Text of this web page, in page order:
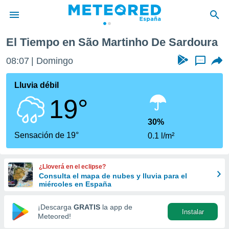
de
por
se
calidad.
a este
las
y
forma
digital
basada
El Tiempo en São Martinho De Sardoura
08:07 Domingo ...
Lluvia débil
19°
Sensación de 19°
30%
0.1 l/m²
¿Lloverá en el eclipse?
Consulta el mapa de nubes y lluvia para el
miércoles en España
¡Descarga GRATIS la app de
Meteored!
Instalar